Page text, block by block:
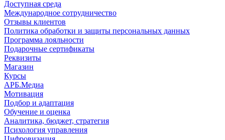
Доступная среда
Международное сотрудничество
Отзывы клиентов
Политика обработки и защиты персональных данных
Программа лояльности
Подарочные сертификаты
Реквизиты
Магазин
Курсы
АРБ.Медиа
Мотивация
Подбор и адаптация
Обучение и оценка
Аналитика, бюджет, стратегия
Психология управления